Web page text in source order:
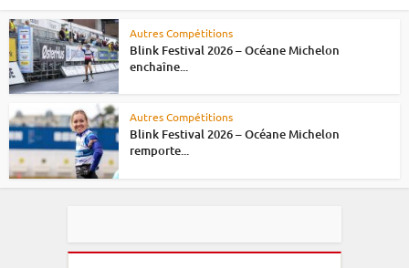
Autres Compétitions
Blink Festival 2026 – Océane Michelon
enchaîne...
Autres Compétitions
Blink Festival 2026 – Océane Michelon
remporte...